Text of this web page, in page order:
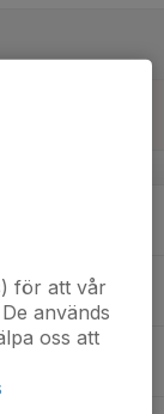
för att vår
används
oss att